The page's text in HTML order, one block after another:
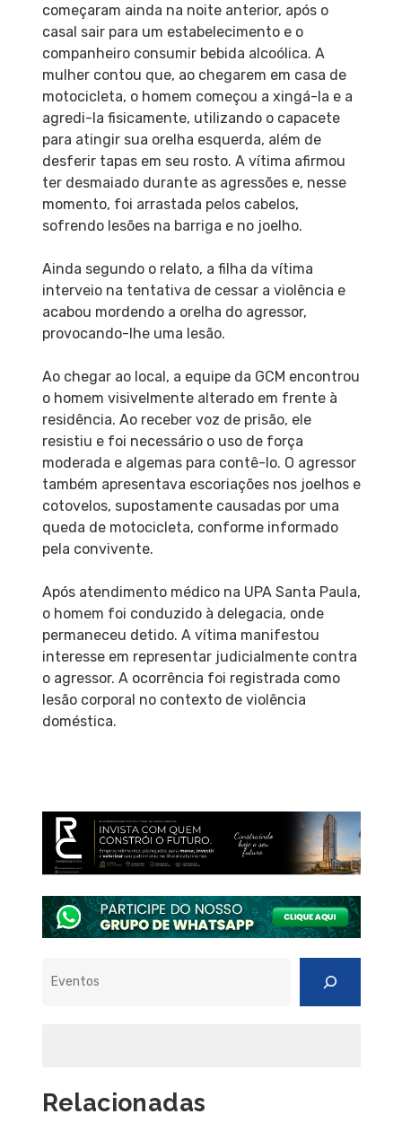
começaram ainda na noite anterior, após o
casal sair para um estabelecimento e o
companheiro consumir bebida alcoólica. A
mulher contou que, ao chegarem em casa de
motocicleta, o homem começou a xingá-la e a
agredi-la fisicamente, utilizando o capacete
para atingir sua orelha esquerda, além de
desferir tapas em seu rosto. A vítima afirmou
ter desmaiado durante as agressões e, nesse
momento, foi arrastada pelos cabelos,
sofrendo lesões na barriga e no joelho.
Ainda segundo o relato, a filha da vítima
interveio na tentativa de cessar a violência e
acabou mordendo a orelha do agressor,
provocando-lhe uma lesão.
Ao chegar ao local, a equipe da GCM encontrou
o homem visivelmente alterado em frente à
residência. Ao receber voz de prisão, ele
resistiu e foi necessário o uso de força
moderada e algemas para contê-lo. O agressor
também apresentava escoriações nos joelhos e
cotovelos, supostamente causadas por uma
queda de motocicleta, conforme informado
pela convivente.
Após atendimento médico na UPA Santa Paula,
o homem foi conduzido à delegacia, onde
permaneceu detido. A vítima manifestou
interesse em representar judicialmente contra
o agressor. A ocorrência foi registrada como
lesão corporal no contexto de violência
doméstica.
Relacionadas